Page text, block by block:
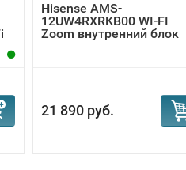
Hisense AMS-
12UW4RXRKB00 WI-FI
Zoom внутренний блок
21 890 руб.